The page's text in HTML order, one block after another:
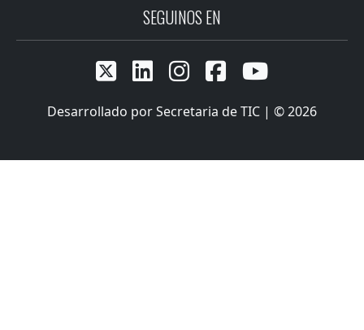
SEGUINOS EN
    
Desarrollado por Secretaria de TIC | © 2026